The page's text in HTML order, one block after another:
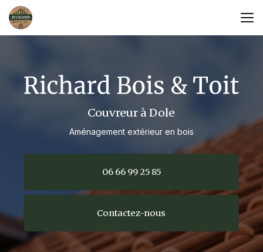
Aller
au
contenu
Couvreur à Dole
Aménagement extérieur en bois
06 66 99 25 85
Contactez-nous